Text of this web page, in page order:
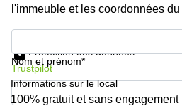
l'immeuble et les coordonnées
Nom et prénom*
Protection des données
Trustpilot
Informations sur le local
100% gratuit et sans engagement